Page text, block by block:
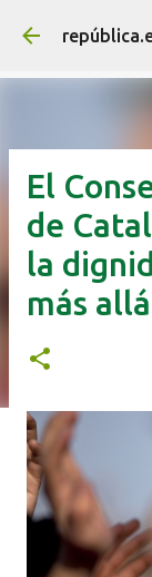
El
de
la
más